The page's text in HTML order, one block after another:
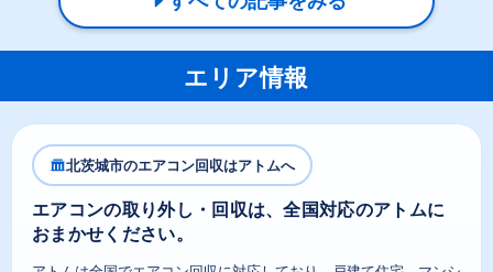
エリア情報
北茨城市のエアコン回収はアトムへ
エアコンの取り外し・回収は、全国対応のアトムに
おまかせください。